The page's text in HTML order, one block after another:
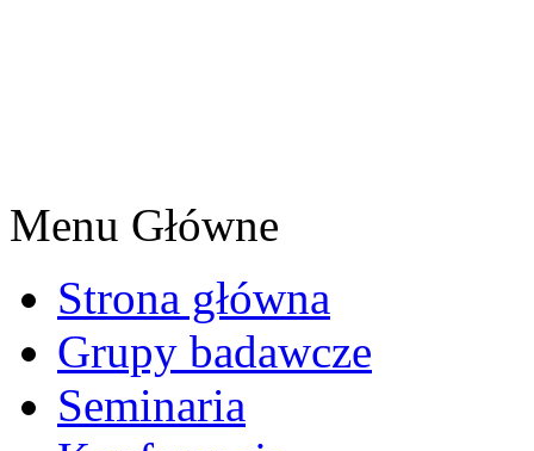
Menu Główne
Strona główna
Grupy badawcze
Seminaria